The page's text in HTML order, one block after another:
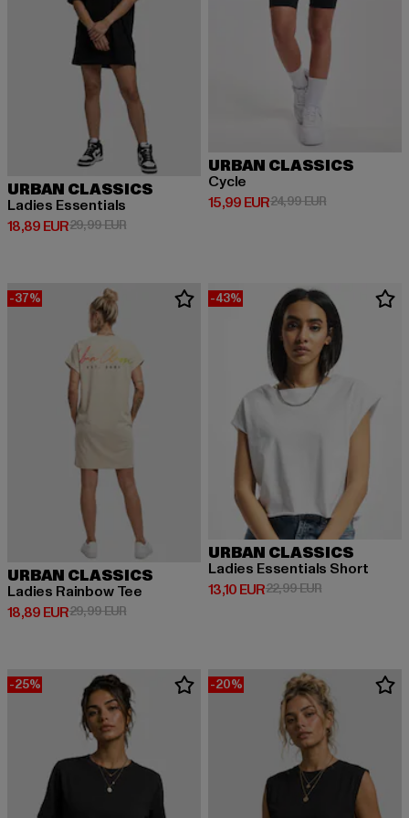
URBAN CLASSICS
Ladies Essentials
18,89 EUR
Derzeitiger Preis: 18,89 EUR
29,99 EURAktionspreis: 29,99 EUR
URBAN CLASSICS
Cycle
15,99 EUR
Derzeitiger Preis: 15,99 EUR
24,99 EURAktionspreis:
-37%
URBAN CLASSICS
Ladies Rainbow Tee
18,89 EUR
Derzeitiger Preis: 18,89 EUR
29,99 EURAktionspreis: 29,99 EUR
-43%
URBAN CLASSICS
Ladies Essentials Short
13,10 EUR
Derzeitiger Preis: 13,10 EUR
22,99 EURAktionspreis:
-25% -20%